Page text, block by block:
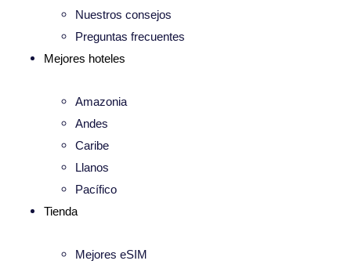
Nuestros consejos
Preguntas frecuentes
Mejores hoteles
Amazonia
Andes
Caribe
Llanos
Pacífico
Tienda
Mejores eSIM